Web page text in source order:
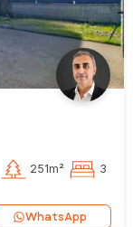
251m² 3
WhatsApp